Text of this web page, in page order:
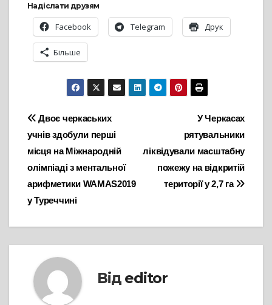
Надіслати друзям
Facebook Telegram Друк
Більше
Навігація
записів
У Черкасах
рятувальники
ліквідували масштабну
пожежу на відкритій
території у 2,7 га
Двоє черкаських
учнів здобули перші
місця на Міжнародній
олімпіаді з ментальної
арифметики WAMAS2019
у Туреччині
Від editor